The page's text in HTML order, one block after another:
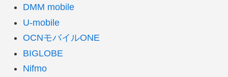
DMM mobile
U-mobile
OCNモバイルONE
BIGLOBE
Nifmo